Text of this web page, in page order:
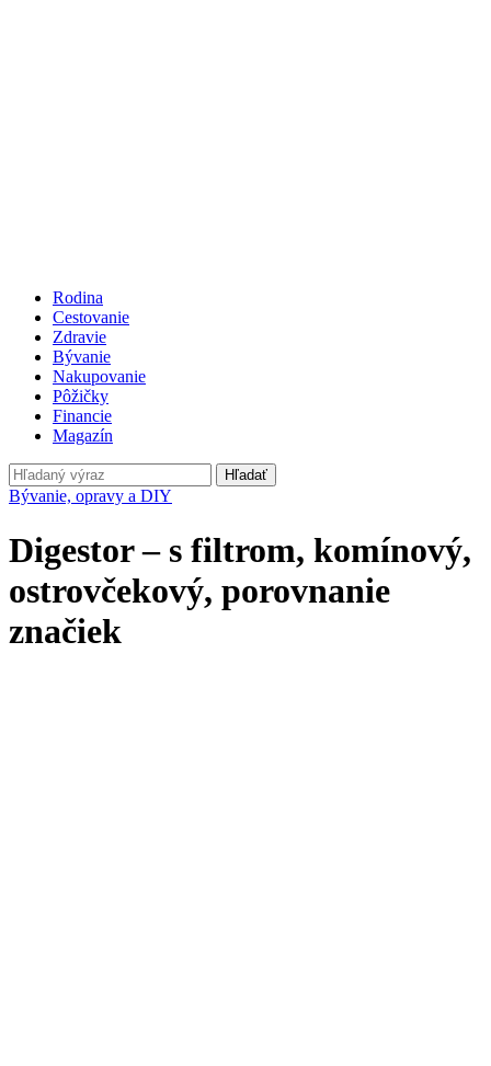
Rodina
Cestovanie
Zdravie
Bývanie
Nakupovanie
Pôžičky
Financie
Magazín
Hľadať
Bývanie, opravy a DIY
Digestor – s filtrom, komínový,
ostrovčekový, porovnanie
značiek